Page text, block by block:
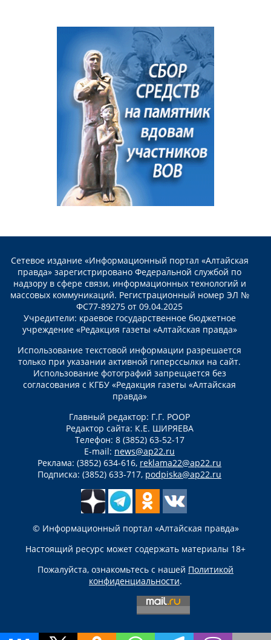
Сетевое издание «Информационный портал «Алтайская
правда» зарегистрировано Федеральной службой по
надзору в сфере связи, информационных технологий и
массовых коммуникаций. Регистрационный номер ЭЛ №
ФС77-89275 от 09.04.2025
Учредители: краевое государственное бюджетное
учреждение «Редакция газеты «Алтайская правда»
Использование текстовой информации разрешается
только при указании активной гиперссылки на сайт.
Использование фотографий запрещается без
согласования с КГБУ «Редакция газеты «Алтайская
правда»
Главный редактор: Г.Г. РООР
Редактор сайта: К.Е. ШИРЯЕВА
Телефон: 8 (3852) 63-52-17
E-mail: news@ap22.ru
Реклама: (3852) 634-616, reklama22@ap22.ru
Подписка: (3852) 633-717, podpiska@ap22.ru
© Информационный портал «Алтайская правда»
Настоящий ресурс может содержать материалы 18+
Пожалуйста, ознакомьтесь с нашей Политикой
конфиденциальности.